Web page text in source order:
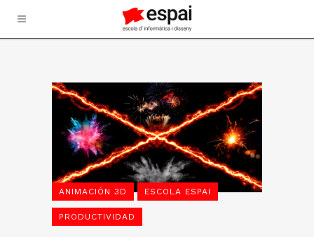
ANIMACIÓN 3D ESCOLA ESPAI
PRODUCTIVIDAD